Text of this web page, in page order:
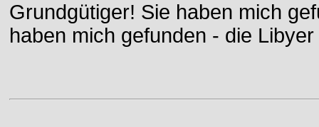
Grundgütiger! Sie haben mich
haben mich gefunden - die